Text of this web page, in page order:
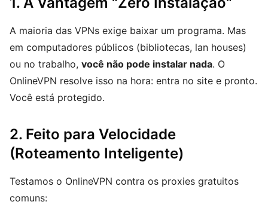
A maioria das VPNs exige baixar um programa. Mas
em computadores públicos (bibliotecas, lan houses)
ou no trabalho, você não pode instalar nada. O
OnlineVPN resolve isso na hora: entra no site e pronto.
Você está protegido.
2. Feito para Velocidade
(Roteamento Inteligente)
Testamos o OnlineVPN contra os proxies gratuitos
comuns: